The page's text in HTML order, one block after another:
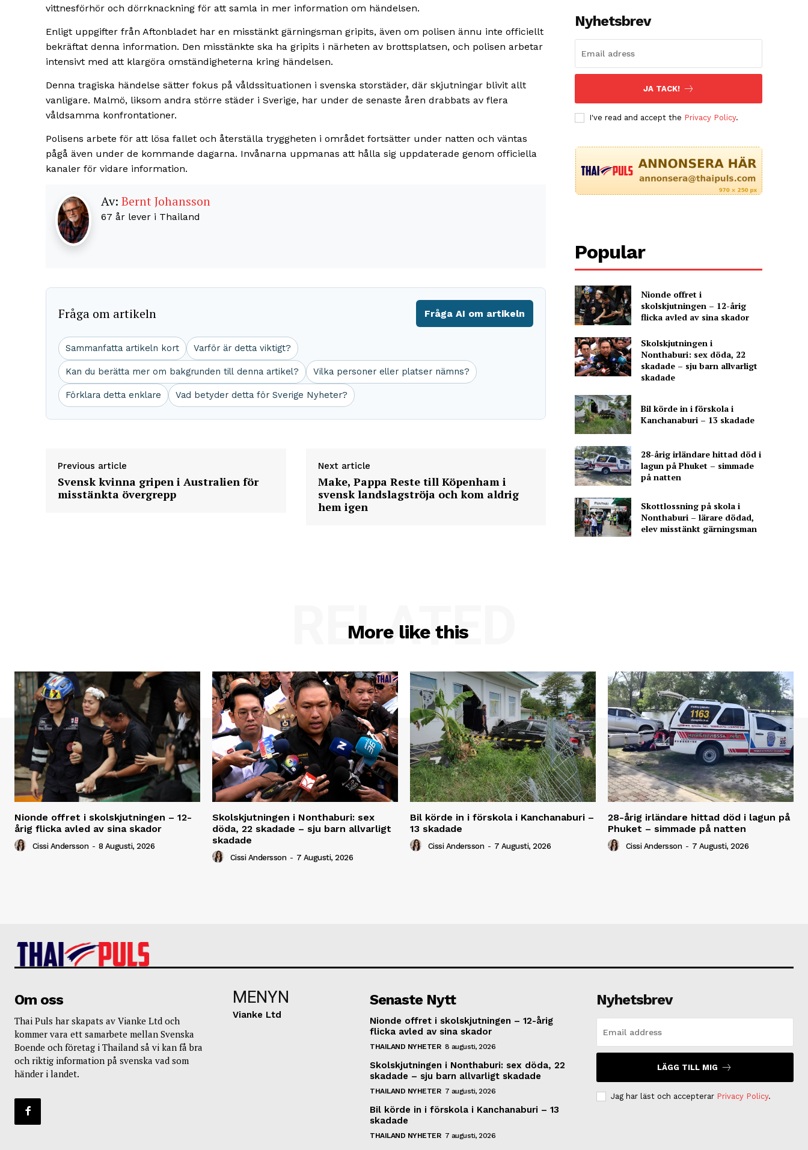
vittnesförhör och dörrknackning för att samla in mer information om händelsen.
Enligt uppgifter från Aftonbladet har en misstänkt gärningsman gripits, även om polisen ännu inte officiellt
bekräftat denna information. Den misstänkte ska ha gripits i närheten av brottsplatsen, och polisen arbetar
intensivt med att klargöra omständigheterna kring händelsen.
Denna tragiska händelse sätter fokus på våldssituationen i svenska storstäder, där skjutningar blivit allt
vanligare. Malmö, liksom andra större städer i Sverige, har under de senaste åren drabbats av flera
våldsamma konfrontationer.
Polisens arbete för att lösa fallet och återställa tryggheten i området fortsätter under natten och väntas
pågå även under de kommande dagarna. Invånarna uppmanas att hålla sig uppdaterade genom officiella
kanaler för vidare information.
Av: Bernt Johansson
67 år lever i Thailand
Fråga om artikeln Fråga AI om artikeln
Sammanfatta artikeln kort Varför är detta viktigt?
Kan du berätta mer om bakgrunden till denna artikel? Vilka personer eller platser nämns?
Förklara detta enklare Vad betyder detta för Sverige Nyheter?
Previous article
Svensk kvinna gripen i Australien för
misstänkta övergrepp
Next article
Make, Pappa Reste till Köpenham i
svensk landslagströja och kom aldrig
hem igen
Nyhetsbrev
JA TACK!
I've read and accept the Privacy Policy.
Popular
Nionde offret i
skolskjutningen – 12-årig
flicka avled av sina skador
Skolskjutningen i
Nonthaburi: sex döda, 22
skadade – sju barn allvarligt
skadade
Bil körde in i förskola i
Kanchanaburi – 13 skadade
28-årig irländare hittad död i
lagun på Phuket – simmade
på natten
Skottlossning på skola i
Nonthaburi – lärare dödad,
elev misstänkt gärningsman
More like this
RELATED
Nionde offret i skolskjutningen – 12-
årig flicka avled av sina skador
Cissi Andersson - 8 Augusti, 2026
Skolskjutningen i Nonthaburi: sex
döda, 22 skadade – sju barn allvarligt
skadade
Cissi Andersson - 7 Augusti, 2026
Bil körde in i förskola i Kanchanaburi –
13 skadade
Cissi Andersson - 7 Augusti, 2026
28-årig irländare hittad död i lagun på
Phuket – simmade på natten
Cissi Andersson - 7 Augusti, 2026
Om oss
Thai Puls har skapats av Vianke Ltd och
kommer vara ett samarbete mellan Svenska
Boende och företag i Thailand så vi kan få bra
och riktig information på svenska vad som
händer i landet.
MENYN
Vianke Ltd
Senaste Nytt
Nionde offret i skolskjutningen – 12-årig
flicka avled av sina skador
THAILAND NYHETER 8 augusti, 2026
Skolskjutningen i Nonthaburi: sex döda, 22
skadade – sju barn allvarligt skadade
THAILAND NYHETER 7 augusti, 2026
Bil körde in i förskola i Kanchanaburi – 13
skadade
THAILAND NYHETER 7 augusti, 2026
Nyhetsbrev
LÄGG TILL MIG
Jag har läst och accepterar Privacy Policy.